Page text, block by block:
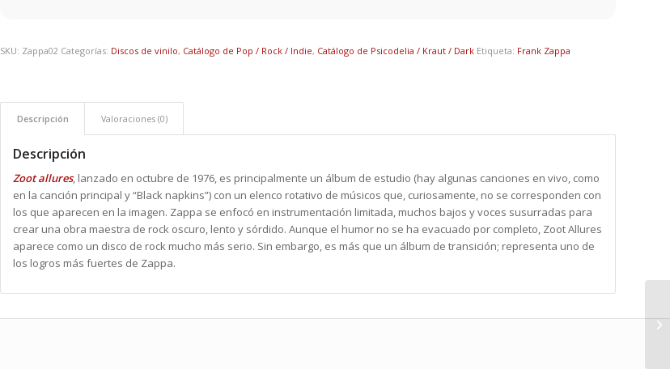
SKU: Zappa02 Categorías: Discos de vinilo, Catálogo de Pop / Rock / Indie, Catálogo de Psicodelia / Kraut / Dark Etiqueta: Frank Zappa
Descripción Valoraciones (0)
Descripción
Zoot allures, lanzado en octubre de 1976, es principalmente un álbum de estudio (hay algunas canciones en vivo, como
en la canción principal y “Black napkins”) con un elenco rotativo de músicos que, curiosamente, no se corresponden con
los que aparecen en la imagen. Zappa se enfocó en instrumentación limitada, muchos bajos y voces susurradas para
crear una obra maestra de rock oscuro, lento y sórdido. Aunque el humor no se ha evacuado por completo, Zoot Allures
aparece como un disco de rock mucho más serio. Sin embargo, es más que un álbum de transición; representa uno de
los logros más fuertes de Zappa.